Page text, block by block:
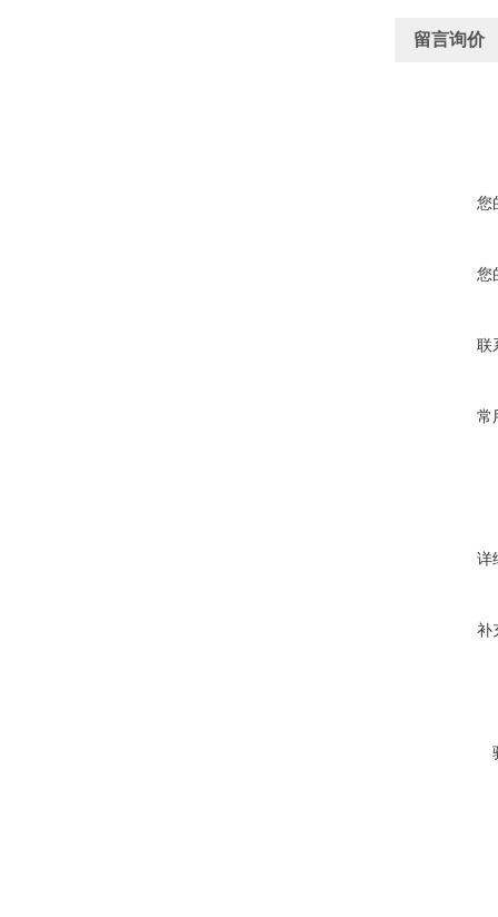
留言询价
您
您
联
常
详
补